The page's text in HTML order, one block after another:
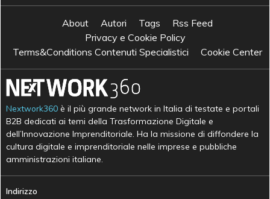
About Autori Tags
Rss Feed
Privacy e Cookie Policy
Terms&Conditions Contenuti Specialistici
Cookie Center
Nextwork360 è il più grande network in Italia di testate e portali
B2B dedicati ai temi della Trasformazione Digitale e
dell’Innovazione Imprenditoriale. Ha la missione di diffondere la
cultura digitale e imprenditoriale nelle imprese e pubbliche
amministrazioni italiane.
Indirizzo